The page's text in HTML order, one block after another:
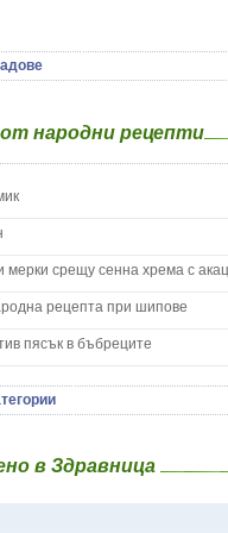
и детето
и детето
- енуреза
народни рецепти
мерки срещу сенна хрема с
рецепта при шипове
пясък в бъбреците
в Здравница